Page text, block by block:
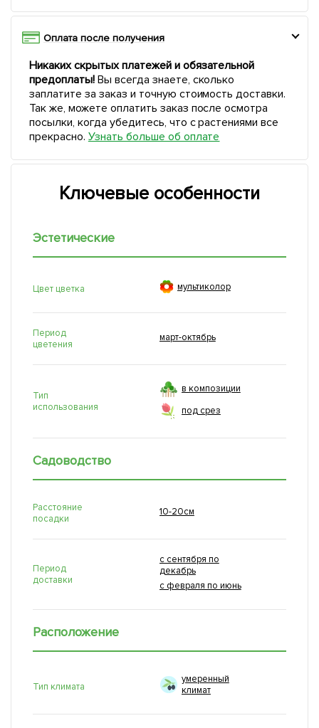
Оплата после получения
Никаких скрытых платежей и обязательной
предоплаты!Вы всегда знаете, сколько
заплатите за заказ и точную стоимость доставки.
Так же, можете оплатить заказ после осмотра
посылки, когда убедитесь, что с растениями все
прекрасно. Узнать больше об оплате
Ключевые особенности
Эстетические
Цвет цветка  мультиколор
Период
цветения
март-октябрь
Тип
использования
в композиции
под срез
Садоводство
Расстояние
посадки
10-20см
Период
доставки
с сентября по
декабрь
с февраля по июнь
Расположение
Тип климата
умеренный
климат